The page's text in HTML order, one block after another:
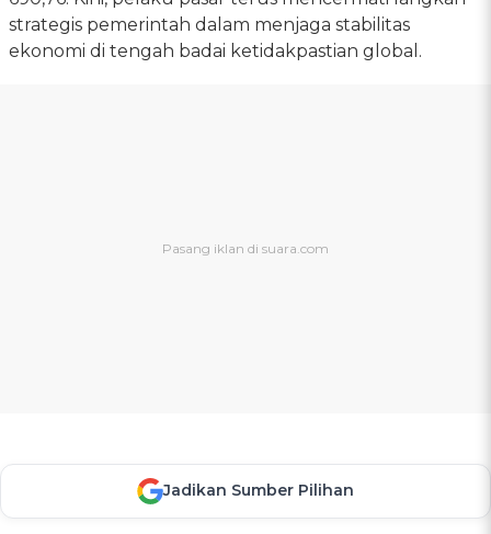
strategis pemerintah dalam menjaga stabilitas
ekonomi di tengah badai ketidakpastian global.
Jadikan Sumber Pilihan